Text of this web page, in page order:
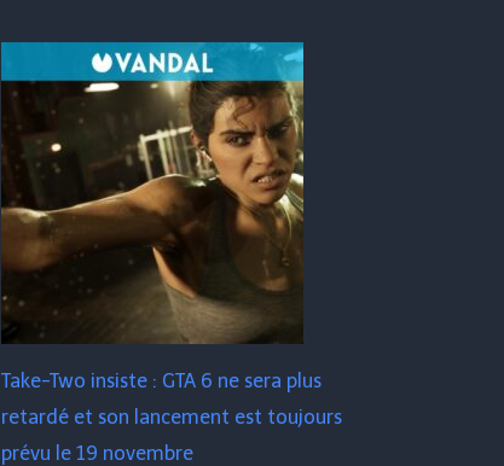
Take-Two insiste : GTA 6 ne sera plus
retardé et son lancement est toujours
prévu le 19 novembre